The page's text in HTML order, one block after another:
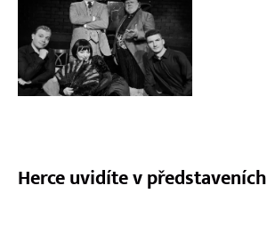
Kontakt
Herce uvidíte v představeních